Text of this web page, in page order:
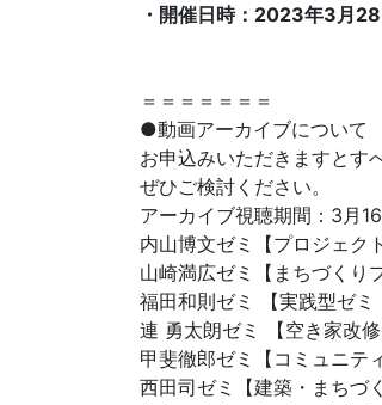
・開催日時：2023年3月
＝＝＝＝＝＝＝
●動画アーカイブについて
お申込みいただきますとす
ぜひご検討ください。
アーカイブ視聴期間：3月
内山博文ゼミ【プロジェク
山崎満広ゼミ【まちづくり
福田和則ゼミ 【実践型ゼミ
連 勇太朗ゼミ 【空き家改
甲斐徹郎ゼミ【コミュニテ
西田司ゼミ【建築・まちづ